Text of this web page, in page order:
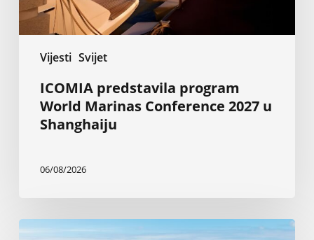
Vijesti Svijet
ICOMIA predstavila program
World Marinas Conference 2027 u
Shanghaiju
06/08/2026
Rotterdam: